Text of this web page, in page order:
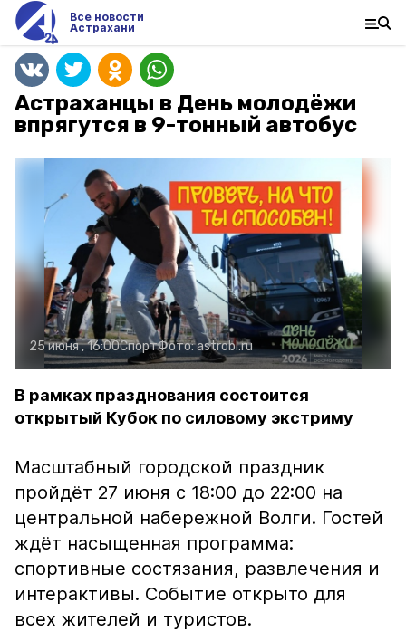
Все новости
Астрахани
Астраханцы в День молодёжи
впрягутся в 9-тонный автобус
25 июня , 16:00СпортФото:astrobl.ru
В рамках празднования состоится
открытый Кубок по силовому экстриму
Масштабный городской праздник
пройдёт 27 июня с 18:00 до 22:00 на
центральной набережной Волги. Гостей
ждёт насыщенная программа:
спортивные состязания, развлечения и
интерактивы. Событие открыто для
всех жителей и туристов.